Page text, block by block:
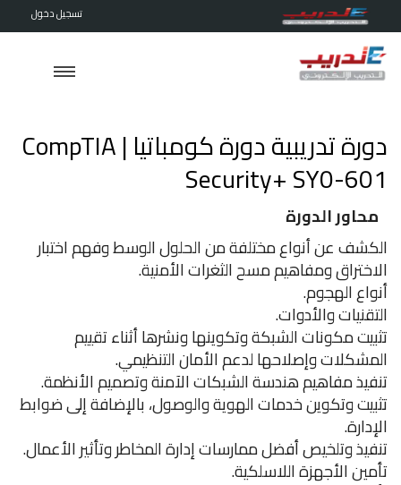
تسجيل دخول
دورة تدريبية دورة كومباتيا | CompTIA
Security+ SY0-601
محاور الدورة
الكشف عن أنواع مختلفة من الحلول الوسط وفهم اختبار
الاختراق ومفاهيم مسح الثغرات الأمنية.
أنواع الهجوم.
التقنيات والأدوات.
تثبيت مكونات الشبكة وتكوينها ونشرها أثناء تقييم
المشكلات وإصلاحها لدعم الأمان التنظيمي.
تنفيذ مفاهيم هندسة الشبكات الآمنة وتصميم الأنظمة.
تثبيت وتكوين خدمات الهوية والوصول، بالإضافة إلى ضوابط
الإدارة.
تنفيذ وتلخيص أفضل ممارسات إدارة المخاطر وتأثير الأعمال.
تأمين الأجهزة اللاسلكية.